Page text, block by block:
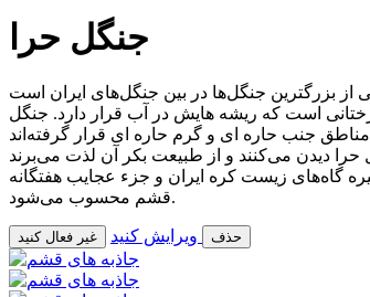
جنگل حرا
است که ریشه هایش در آب قرار دارد. جنگل
می‌آید و وسعت آن حدودا ۸۵۰۰۰ هکتار است و هم چنین یکی از ذخیره گاه‌های زیست کره ایران و جزء عجایب هفتگانه
قشم محسوب می‌شود.
غیر فعال کنید حذف